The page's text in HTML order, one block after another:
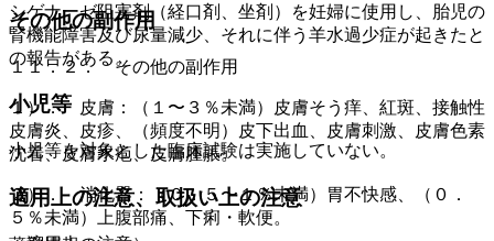
シゲナーゼ阻害剤（経口剤、坐剤）を妊婦に使用し、胎児の
腎機能障害及び尿量減少、それに伴う羊水過少症が起きたと
の報告がある。
小児等
小児等を対象とした臨床試験は実施していない。
適用上の注意、取扱い上の注意
その他の副作用
１１．２． その他の副作用
１）． 皮膚：（１〜３％未満）皮膚そう痒、紅斑、接触性
皮膚炎、皮疹、（頻度不明）皮下出血、皮膚刺激、皮膚色素
沈着、皮膚水疱、皮膚腫脹。
２）． 消化器：（０．５〜１％未満）胃不快感、（０．
５％未満）上腹部痛、下痢・軟便。